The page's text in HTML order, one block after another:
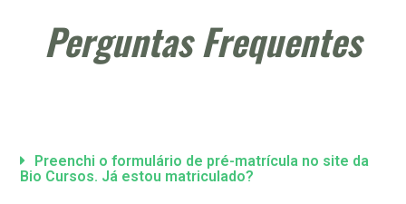
Perguntas Frequentes
Preenchi o formulário de pré-matrícula no site da
Bio Cursos. Já estou matriculado?